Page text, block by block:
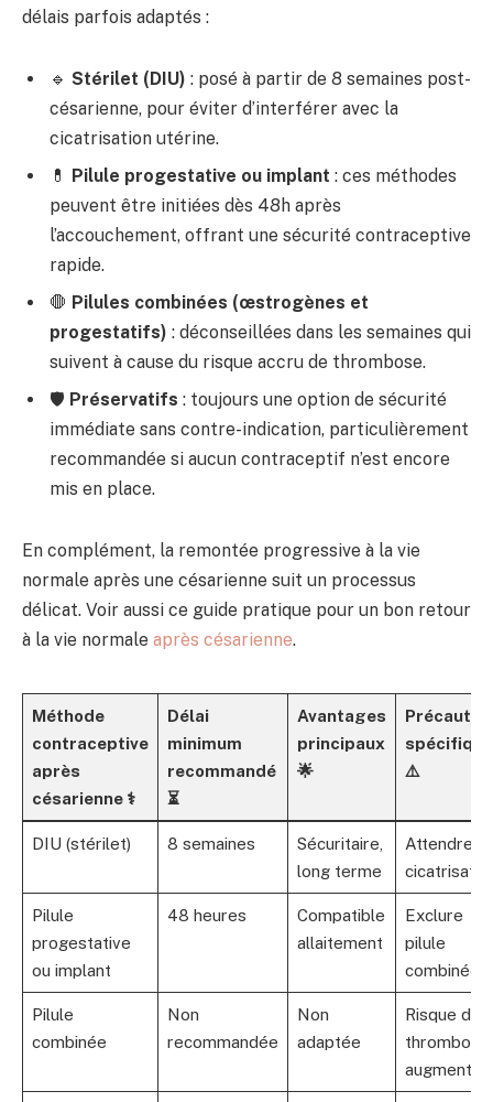
délais parfois adaptés :
🔹 Stérilet (DIU) : posé à partir de 8 semaines post-
césarienne, pour éviter d’interférer avec la
cicatrisation utérine.
💊 Pilule progestative ou implant : ces méthodes
peuvent être initiées dès 48h après
l’accouchement, offrant une sécurité contraceptive
rapide.
🛑 Pilules combinées (œstrogènes et
progestatifs) : déconseillées dans les semaines qui
suivent à cause du risque accru de thrombose.
🛡️ Préservatifs : toujours une option de sécurité
immédiate sans contre-indication, particulièrement
recommandée si aucun contraceptif n’est encore
mis en place.
En complément, la remontée progressive à la vie
normale après une césarienne suit un processus
délicat. Voir aussi ce guide pratique pour un bon retour
à la vie normale après césarienne.
Méthode
contraceptive
après
césarienne ⚕️
Délai
minimum
recommandé
⏳
Avantages
principaux
🌟
⚠️
DIU (stérilet) 8 semaines
Sécuritaire,
long terme
Attendre
Pilule
progestative
ou implant
48 heures
Compatible
allaitement
Exclure
pilule
combinée
Pilule
combinée
Non
recommandée
Non
adaptée
Risque de
thrombose
augmenté